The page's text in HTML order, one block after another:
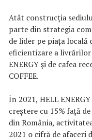
Atât construcția
parte din strategia
de lider pe piața locală
eficientizare a
ENERGY și de cafea
COFFEE.
În 2021, HELL
creștere cu 15% față
din România,
2021 o cifră de afaceri